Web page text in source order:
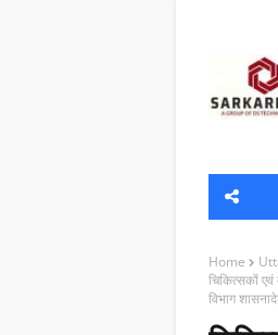
Home
चिकित्सकों
विभाग